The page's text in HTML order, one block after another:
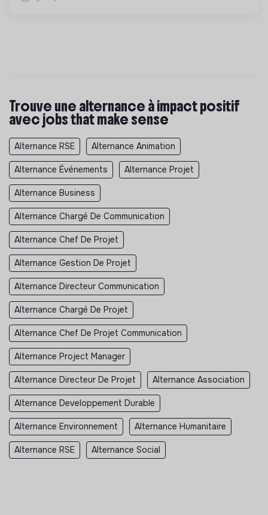
Trouve une alternance à impact positif
avec jobs that make sense
Alternance RSE Alternance Animation
Alternance Événements Alternance Projet
Alternance Business
Alternance Chargé De Communication
Alternance Chef De Projet
Alternance Gestion De Projet
Alternance Directeur Communication
Alternance Chargé De Projet
Alternance Chef De Projet Communication
Alternance Project Manager
Alternance Directeur De Projet Alternance Association
Alternance Developpement Durable
Alternance Environnement Alternance Humanitaire
Alternance RSE Alternance Social